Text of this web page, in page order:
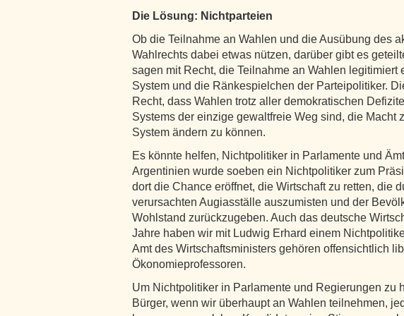
Die Lösung: Nichtparteien
Ob die Teilnahme an Wahlen und die Ausübung des
Wahlrechts dabei etwas nützen, darüber gibt es
sagen mit Recht, die Teilnahme an Wahlen legitimiert
System und die Ränkespielchen der Parteipolitiker.
Recht, dass Wahlen trotz aller demokratischen
Systems der einzige gewaltfreie Weg sind, die Macht
System ändern zu können.
Es könnte helfen, Nichtpolitiker in Parlamente und
Argentinien wurde soeben ein Nichtpolitiker zum
dort die Chance eröffnet, die Wirtschaft zu retten, die
verursachten Augiasställe auszumisten und der
Wohlstand zurückzugeben. Auch das deutsche
Jahre haben wir mit Ludwig Erhard einem
Amt des Wirtschaftsministers gehören offensichtlich
Ökonomieprofessoren.
Um Nichtpolitiker in Parlamente und Regierungen zu
Bürger, wenn wir überhaupt an Wahlen teilnehmen,